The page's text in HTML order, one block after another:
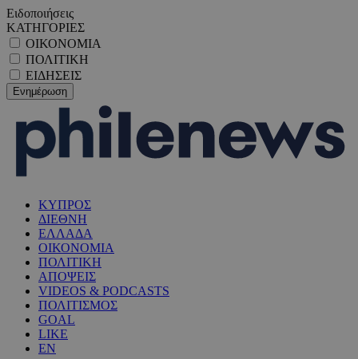
Ειδοποιήσεις
ΚΑΤΗΓΟΡΙΕΣ
ΟΙΚΟΝΟΜΙΑ
ΠΟΛΙΤΙΚΗ
ΕΙΔΗΣΕΙΣ
ΚΥΠΡΟΣ
ΔΙΕΘΝΗ
ΕΛΛΑΔΑ
ΟΙΚΟΝΟΜΙΑ
ΠΟΛΙΤΙΚΗ
ΑΠΟΨΕΙΣ
VIDEOS & PODCASTS
ΠΟΛΙΤΙΣΜΟΣ
GOAL
LIKE
EN